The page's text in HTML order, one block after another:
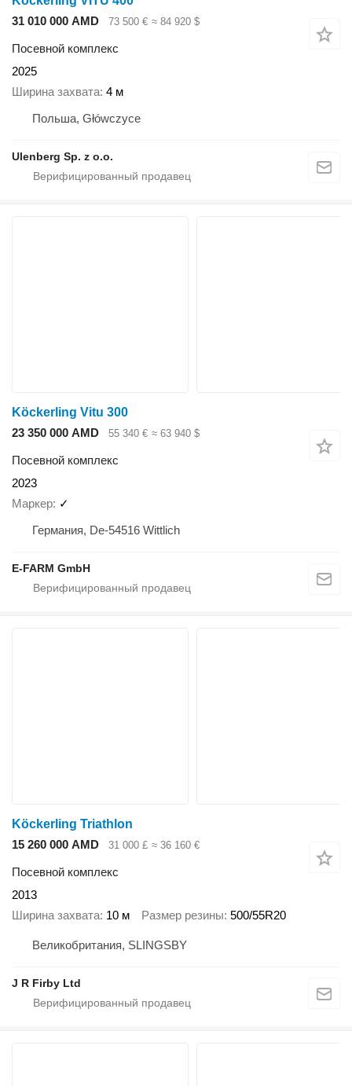
31 010 000 AMD
73 500 € ≈ 84 920 $
Посевной комплекс
2025
Ширина захвата 4 м
Польша, Główczyce
Ulenberg Sp. z o.o.
Köckerling Vitu 300
23 350 000 AMD
55 340 € ≈ 63 940 $
Посевной комплекс
2023
Маркер ✓
Германия, De-54516 Wittlich
E-FARM GmbH
Köckerling Triathlon
15 260 000 AMD
31 000 £ ≈ 36 160 €
Посевной комплекс
2013
Ширина захвата 10 м Размер резины 500/55R20
Великобритания, SLINGSBY
J R Firby Ltd